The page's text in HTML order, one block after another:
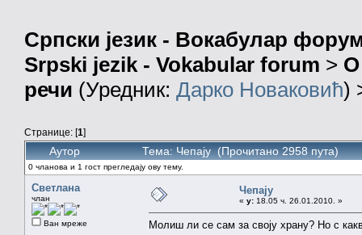
Српски језик - Вокабулар
Srpski jezik - Vokabular forum > О
речи (Уредник: Дарко Новаковић)
Странице: [1]
Аутор Тема: Чепају (Прочитано 2958 пута)
0 чланова и 1 гост прегледају ову тему.
Светлана
члан
Ван мреже
Чепају
« у: 18.05 ч. 26.01.2010. »
Молиш ли се сам за своју храну? Но с